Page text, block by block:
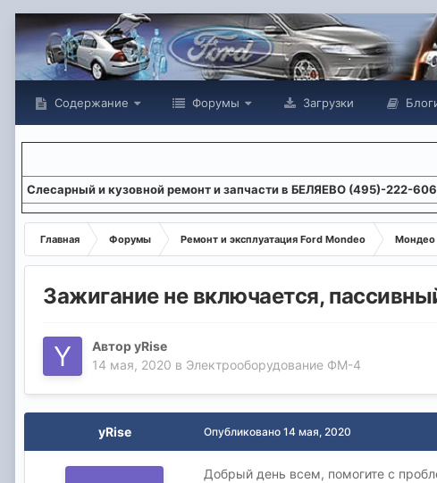
Содержание Форумы Загрузки
Слесарный и кузовной ремонт и запчасти в БЕЛЯЕВО (495)-222-
Главная Форумы Ремонт и эксплуатация Ford Mondeo Мондео
Зажигание не включается,
АвторyRise
14 мая, 2020 в Электрооборудование ФМ-4
yRise Опубликовано 14 мая, 2020
Добрый день всем, помогите с